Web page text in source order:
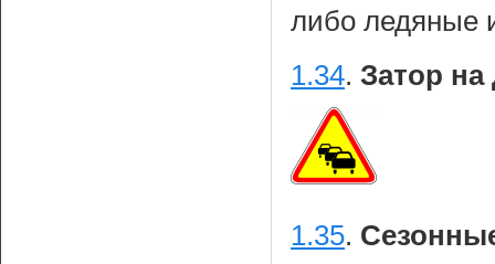
либо ледяные
1.34. Затор на
1.35.